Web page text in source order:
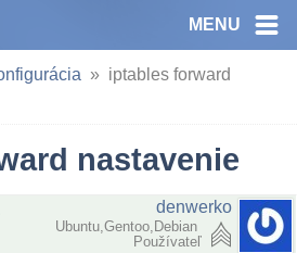
MENU
iptables forward
nastavenie
denwerko
Ubuntu,Gentoo,Debian
Používateľ